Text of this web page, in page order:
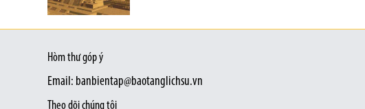
Hòm thư góp ý
Email: banbientap@baotanglichsu.vn
Theo dõi chúng tôi